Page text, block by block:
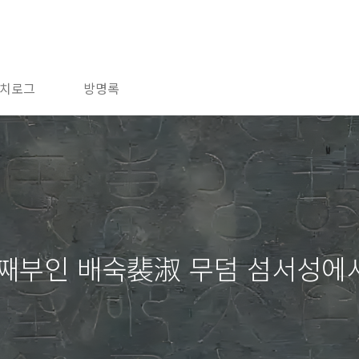
로그 방명록
부인 배숙裴淑 무덤 섬서성에